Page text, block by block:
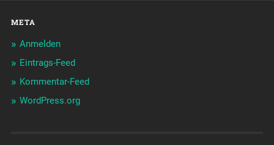
META
Anmelden
Eintrags-Feed
Kommentar-Feed
WordPress.org